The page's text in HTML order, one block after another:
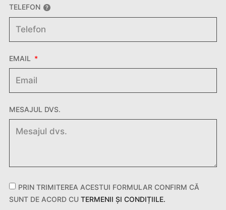
TELEFON
EMAIL
MESAJUL DVS.
PRIN TRIMITEREA ACESTUI FORMULAR CONFIRM CĂ
SUNT DE ACORD CU TERMENII ȘI CONDIȚIILE.